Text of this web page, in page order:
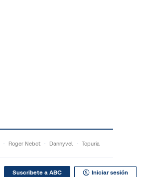
Roger Nebot Dannyvel Topuria
Suscribete a ABC Iniciar sesión